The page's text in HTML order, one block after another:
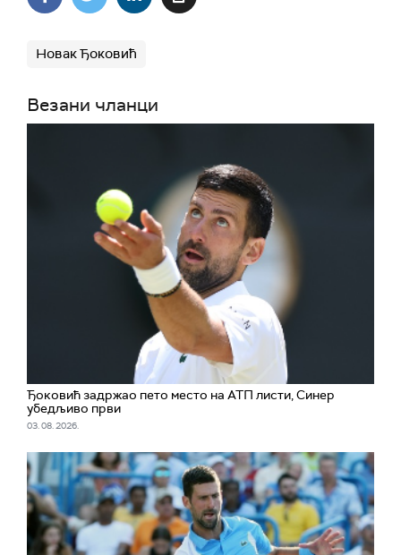
Новак Ђоковић
Везани чланци
Ђоковић задржао пето место на АТП листи, Синер
убедљиво први
03. 08. 2026.